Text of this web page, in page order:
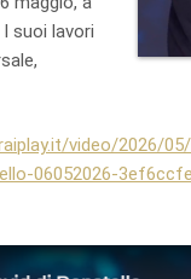
suoi lavori
video/2026/
06052026-